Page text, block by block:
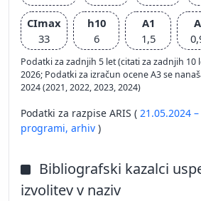
CImax
33
h10
6
A1
1,5
Podatki za zadnjih 5 let (citati za zadnjih 10
2026; Podatki za izračun ocene A3 se
2024 (2021, 2022, 2023, 2024)
Podatki za razpise ARIS ( 21.05.2024
programi, arhiv )
Bibliografski kazalci
izvolitev v naziv